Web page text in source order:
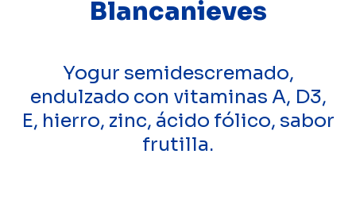
Blancanieves
Yogur semidescremado,
endulzado con vitaminas A, D3,
E, hierro, zinc, ácido fólico, sabor
frutilla.